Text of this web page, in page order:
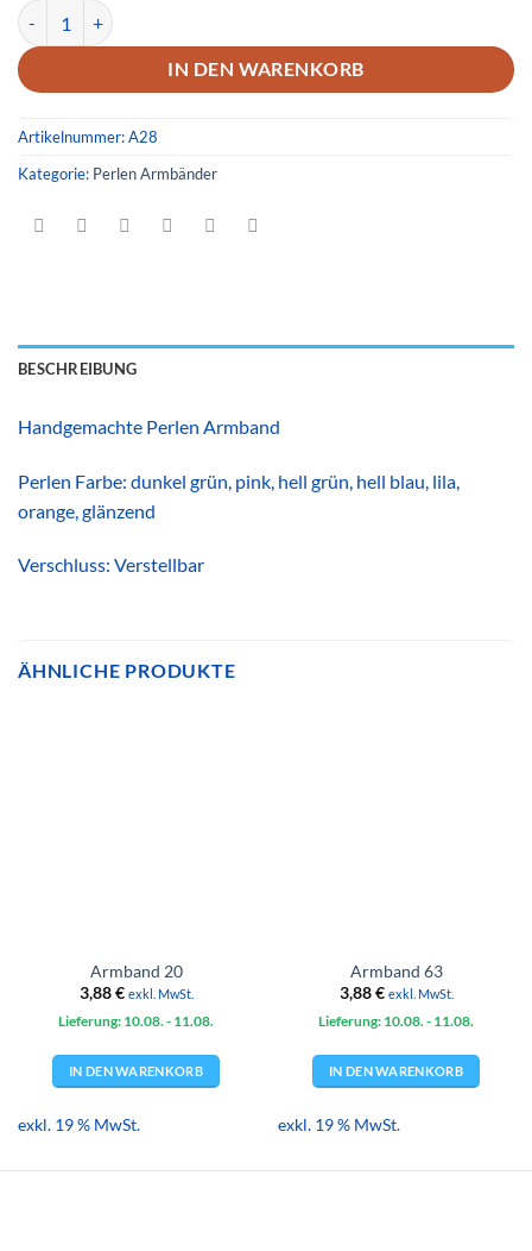
Armband 28 Menge
IN DEN WARENKORB
Artikelnummer:A28
Kategorie: Perlen Armbänder
BESCHREIBUNG
Handgemachte Perlen Armband
Perlen Farbe: dunkel grün, pink, hell grün, hell blau, lila,
orange, glänzend
Verschluss: Verstellbar
ÄHNLICHE PRODUKTE
Armband 20
3,88€ exkl. MwSt.
Lieferung: 10.08. - 11.08.
IN DEN WARENKORB
exkl. 19 % MwSt.
Armband 63
3,88€ exkl. MwSt.
Lieferung: 10.08. - 11.08.
IN DEN WARENKORB
exkl. 19 % MwSt.